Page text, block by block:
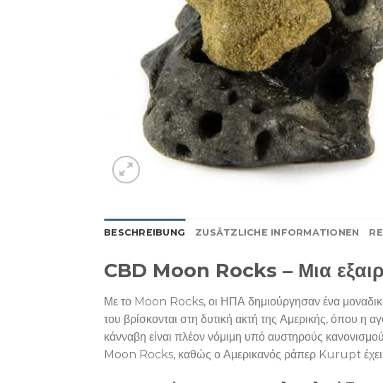
BESCHREIBUNG ZUSÄTZLICHE INFORMATIONEN
CBD Moon Rocks – Μια
Με το Moon Rocks, οι ΗΠΑ δημιούργησαν ένα
του βρίσκονται στη δυτική ακτή της Αμερικής, όπου η
κάνναβη είναι πλέον νόμιμη υπό αυστηρούς
Moon Rocks, καθώς ο Αμερικανός ράπερ Kurupt έχει